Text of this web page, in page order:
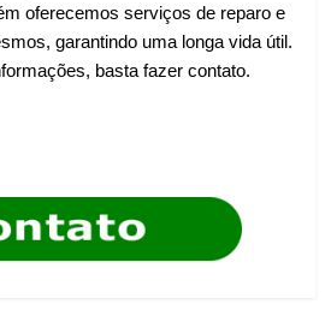
oferecemos serviços de reparo e
garantindo uma longa vida útil.
basta fazer contato.